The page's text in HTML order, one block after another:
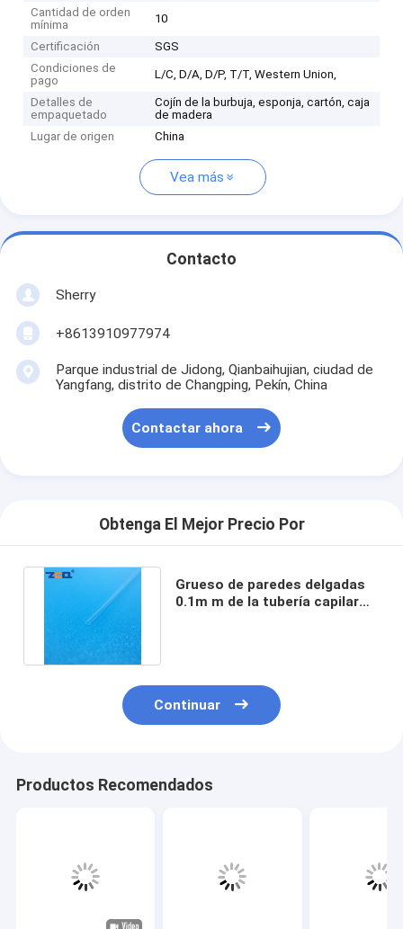
Cantidad de orden
mínima
10
Certificación
SGS
Condiciones de
pago
L/C, D/A, D/P, T/T, Western Union,
Detalles de
empaquetado
Cojín de la burbuja, esponja, cartón, caja
de madera
Lugar de origen
China
Vea más
Contacto
Sherry
+8613910977974
Parque industrial de Jidong, Qianbaihujian, ciudad de
Yangfang, distrito de Changping, Pekín, China
Contactar ahora
Obtenga El Mejor Precio Por
Grueso de paredes delgadas
0.1m m de la tubería capilar
Continuar
Productos Recomendados